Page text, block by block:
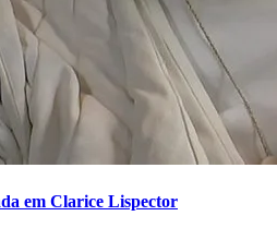
em Clarice Lispector